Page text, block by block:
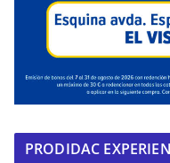
PRODIDAC